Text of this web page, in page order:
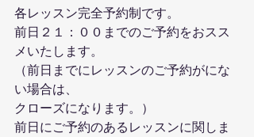
各レッスン完全予約制です。
前日２１：００までのご予約をおスス
メいたします。
（前日までにレッスンのご予約がにな
い場合は、
クローズになります。）
前日にご予約のあるレッスンに関しま